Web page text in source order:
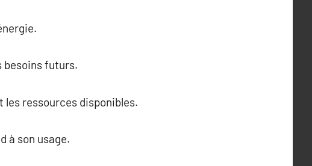
besoins futurs.
ressources disponibles.
à son usage.